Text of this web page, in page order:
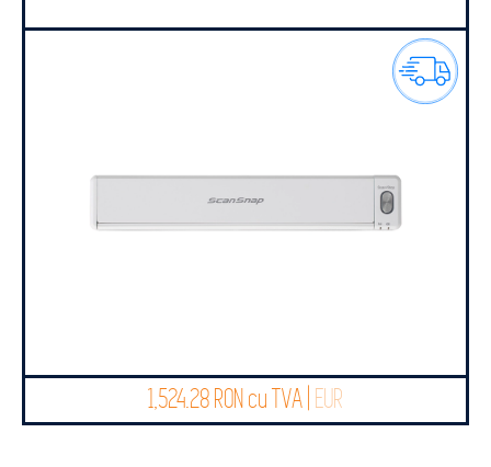
1,524.28 RON cu TVA | EUR